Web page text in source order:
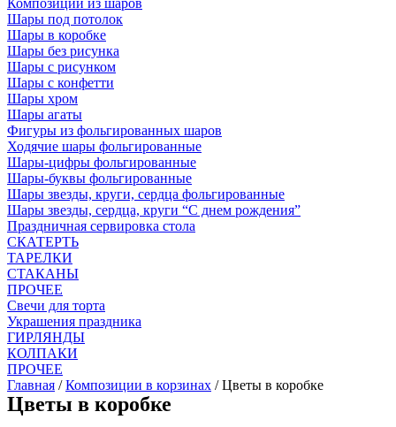
Шары под потолок
Шары в коробке
Шары без рисунка
Шары с рисунком
Шары с конфетти
Шары хром
Шары агаты
Фигуры из фольгированных шаров
Ходячие шары фольгированные
Шары-цифры фольгированные
Шары-буквы фольгированные
Шары звезды, круги, сердца фольгированные
Шары звезды, сердца, круги “С днем рождения”
Праздничная сервировка стола
СКАТЕРТЬ
ТАРЕЛКИ
СТАКАНЫ
ПРОЧЕЕ
Свечи для торта
Украшения праздника
ГИРЛЯНДЫ
КОЛПАКИ
ПРОЧЕЕ
Главная /Композиции в корзинах / Цветы в коробке
Цветы в коробке